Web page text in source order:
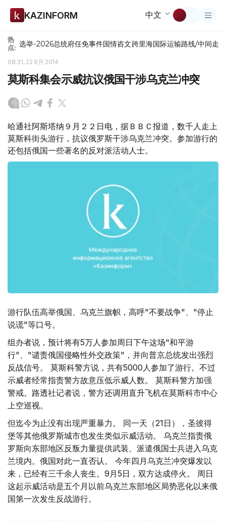
KAZINFORM 中文
热
点: 选举-2026总统府任免事件国情咨文跨里海国际运输路线/中间走廊
08:31, 22 9月 2014
莫斯科集会示威抗议俄国干涉乌克兰冲突
哈通社阿斯塔纳９月２２日电，据ＢＢＣ报道，数千人走上
莫斯科街头游行，抗议俄罗斯干涉乌克兰冲突。参加游行的
还包括俄国一些著名的反对派活动人士。
游行队伍高举俄国、乌克兰旗帜，高呼"不要战争"、"停止
说谎"等口号。
组办者说，预计将有5万人参加周日下午这场"和平游
行"、"谴责俄国侵略性外交政策"，并向普京总统发出强烈
反战信号。 莫斯科警方说，共有5000人参加了游行。不过
示威者经常指责警方故意压低示威人数。 莫斯科警方加强
警戒。路透社记者说，警方还调用直升飞机在莫斯科市中心
上空巡视。
但迄今为止没有出现严重暴力。 同一天（21日），圣彼得
堡等其他俄罗斯城市也发生类似示威活动。 乌克兰指责俄
罗斯向东部地区反叛力量提供武装、派遣俄国士兵进入乌克
兰境内。俄国对此一直否认。 今年四月乌克兰冲突爆发以
来，已经有三千余人丧生。9月5日，双方达成停火。 周日
这起示威活动是五个月以前乌克兰东部地区局势恶化以来俄
国第一次发生反战游行。